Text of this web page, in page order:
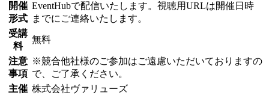
開催
形式
EventHubで配信いたします。視聴用URLは開催日時
までにご連絡いたします。
受講
料
無料
注意
事項
※競合他社様のご参加はご遠慮いただいておりますの
で、ご了承ください。
主催 株式会社ヴァリューズ